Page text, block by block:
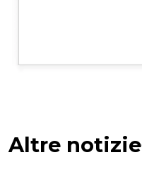
Altre notizie